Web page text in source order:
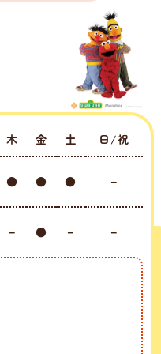
木 金 土 日/祝
● ● ● －
－ ● － －